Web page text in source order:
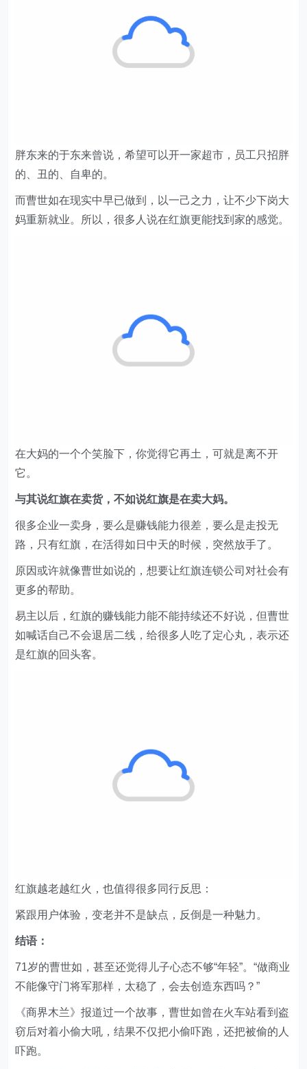
而曹世如在现实中早已做到，以一己之力，让不少下岗大
妈重新就业。所以，很多人说在红旗更能找到家的感觉。
与其说红旗在卖货，不如说红旗是在卖大妈。
很多企业一卖身，要么是赚钱能力很差，要么是走投无
路，只有红旗，在活得如日中天的时候，突然放手了。
原因或许就像曹世如说的，想要让红旗连锁公司对社会有
更多的帮助。
易主以后，红旗的赚钱能力能不能持续还不好说，但曹世
如喊话自己不会退居二线，给很多人吃了定心丸，表示还
是红旗的回头客。
结语：
71岁的曹世如，甚至还觉得儿子心态不够“年轻”。“做商业
不能像守门将军那样，太稳了，会去创造东西吗？”
《商界木兰》报道过一个故事，曹世如曾在火车站看到盗
窃后对着小偷大吼，结果不仅把小偷吓跑，还把被偷的人
吓跑。
在公司内部，处处都可以感受到曹世如的威严，“这里就
像一支严阵以待的军队，女将军可能会突然发号施令”。